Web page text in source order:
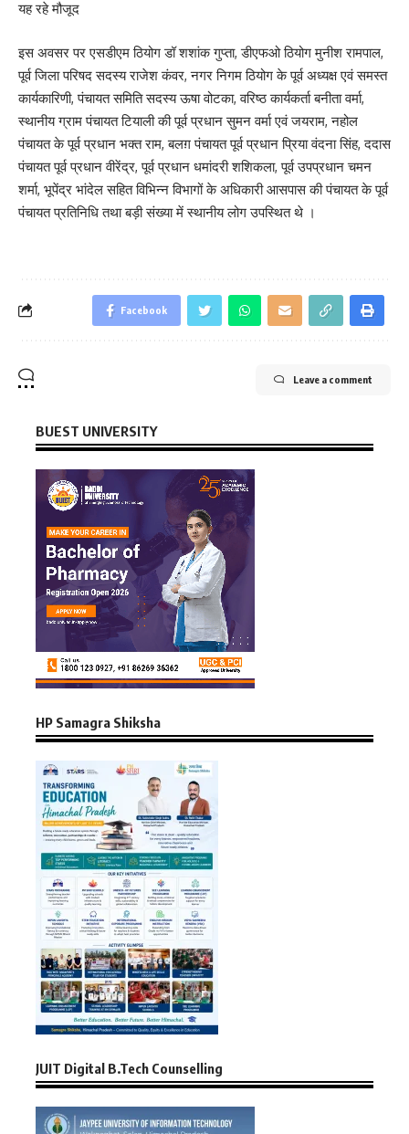
यह रहे मौजूद
इस अवसर पर एसडीएम ठियोग डॉ शशांक गुप्ता, डीएफओ ठियोग मुनीश रामपाल,
पूर्व जिला परिषद सदस्य राजेश कंवर, नगर निगम ठियोग के पूर्व अध्यक्ष एवं समस्त
कार्यकारिणी, पंचायत समिति सदस्य ऊषा वोटका, वरिष्ठ कार्यकर्ता बनीता वर्मा,
स्थानीय ग्राम पंचायत टियाली की पूर्व प्रधान सुमन वर्मा एवं जयराम, नहोल
पंचायत के पूर्व प्रधान भक्त राम, बलग़ पंचायत पूर्व प्रधान प्रिया वंदना सिंह, ददास
पंचायत पूर्व प्रधान वीरेंद्र, पूर्व प्रधान धमांदरी शशिकला, पूर्व उपप्रधान चमन
शर्मा, भूपेंद्र भांदेल सहित विभिन्न विभागों के अधिकारी आसपास की पंचायत के पूर्व
पंचायत प्रतिनिधि तथा बड़ी संख्या में स्थानीय लोग उपस्थित थे ।
Facebook
Leave a comment
BUEST UNIVERSITY
HP Samagra Shiksha
JUIT Digital B.Tech Counselling